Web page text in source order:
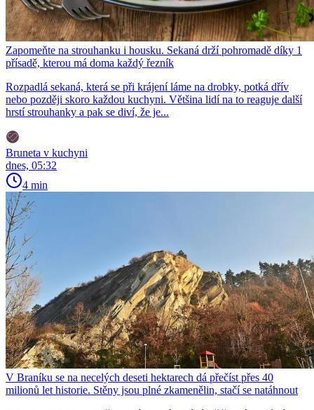
Zapomeňte na strouhanku i housku. Sekaná drží pohromadě díky 1
přísadě, kterou má doma každý řezník
Rozpadlá sekaná, která se při krájení láme na drobky, potká dřív
nebo později skoro každou kuchyni. Většina lidí na to reaguje další
hrstí strouhanky a pak se diví, že je...
Bruneta v kuchyni
dnes, 05:32
4 min
V Braníku se na necelých deseti hektarech dá přečíst přes 40
milionů let historie. Stěny jsou plné zkamenělin, stačí se natáhnout